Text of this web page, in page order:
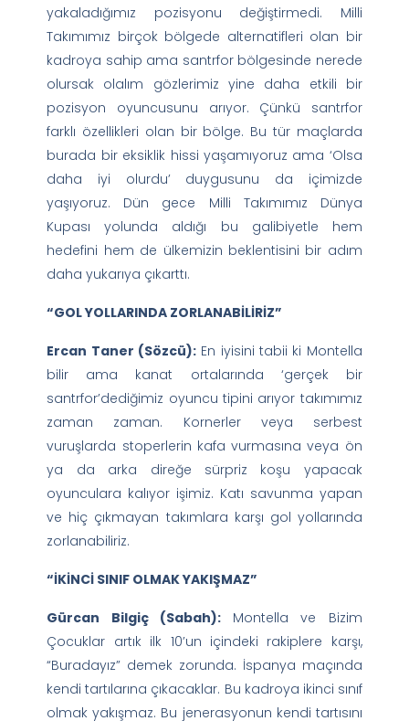
yakaladığımız pozisyonu değiştirmedi. Milli
Takımımız birçok bölgede alternatifleri olan bir
kadroya sahip ama santrfor bölgesinde nerede
olursak olalım gözlerimiz yine daha etkili bir
pozisyon oyuncusunu arıyor. Çünkü santrfor
farklı özellikleri olan bir bölge. Bu tür maçlarda
burada bir eksiklik hissi yaşamıyoruz ama ‘Olsa
daha iyi olurdu’ duygusunu da içimizde
yaşıyoruz. Dün gece Milli Takımımız Dünya
Kupası yolunda aldığı bu galibiyetle hem
hedefini hem de ülkemizin beklentisini bir adım
daha yukarıya çıkarttı.
“GOL YOLLARINDA ZORLANABİLİRİZ”
Ercan Taner (Sözcü):En iyisini tabii ki Montella
bilir ama kanat ortalarında ‘gerçek bir
santrfor’dediğimiz oyuncu tipini arıyor takımımız
zaman zaman. Kornerler veya serbest
vuruşlarda stoperlerin kafa vurmasına veya ön
ya da arka direğe sürpriz koşu yapacak
oyunculara kalıyor işimiz. Katı savunma yapan
ve hiç çıkmayan takımlara karşı gol yollarında
zorlanabiliriz.
“İKİNCİ SINIF OLMAK YAKIŞMAZ”
Gürcan Bilgiç (Sabah):Montella ve Bizim
Çocuklar artık ilk 10’un içindeki rakiplere karşı,
“Buradayız” demek zorunda. İspanya maçında
kendi tartılarına çıkacaklar. Bu kadroya ikinci sınıf
olmak yakışmaz. Bu jenerasyonun kendi tartısını